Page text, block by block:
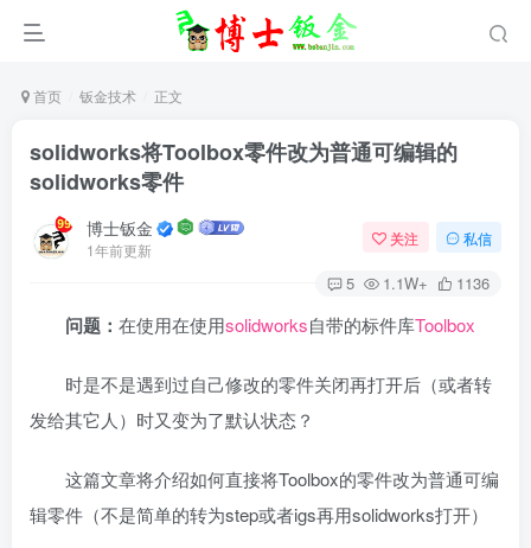
首页 钣金技术 正文
solidworks将Toolbox零件改为普通可编辑的
solidworks零件
博士钣金
1年前更新
关注 私信
5 1.1W+ 1136
问题： 在使用在使用solidworks自带的标件库Toolbox
时是不是遇到过自己修改的零件关闭再打开后（或者转
发给其它人）时又变为了默认状态？
这篇文章将介绍如何直接将Toolbox的零件改为普通可编
辑零件（不是简单的转为step或者igs再用solidworks打开）